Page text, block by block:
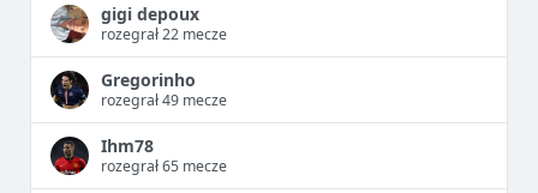
gigi depoux
rozegrał 22 mecze
Gregorinho
rozegrał 49 mecze
Ihm78
rozegrał 65 mecze